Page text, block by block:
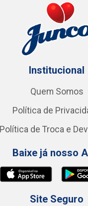
Institucional
Quem Somos
Política de
Política de Troca e
Baixe já nosso
Site Seguro